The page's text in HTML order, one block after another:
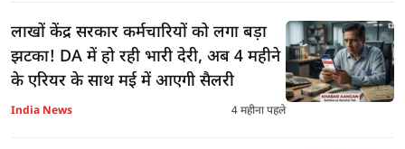
लाखों केंद्र सरकार कर्मचारियों को लगा बड़ा
झटका! DA में हो रही भारी देरी, अब 4 महीने
के एरियर के साथ मई में आएगी सैलरी
India News 4 महीना पहले